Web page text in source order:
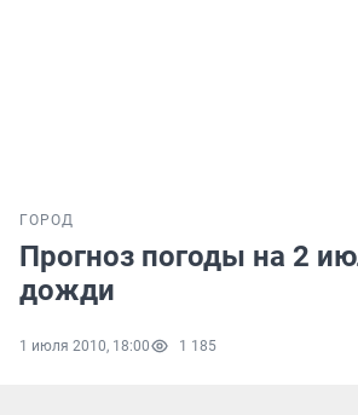
ГОРОД
Прогноз погоды на 2
дожди
1 июля 2010, 18:00 1 185